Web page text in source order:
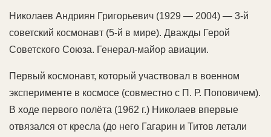
Николаев Андриян Григорьевич (1929 — 2004) — 3-й
советский космонавт (5-й в мире). Дважды Герой
Советского Союза. Генерал-майор авиации.
Первый космонавт, который участвовал в военном
эксперименте в космосе (совместно с П. Р. Поповичем).
В ходе первого полёта (1962 г.) Николаев впервые
отвязался от кресла (до него Гагарин и Титов летали